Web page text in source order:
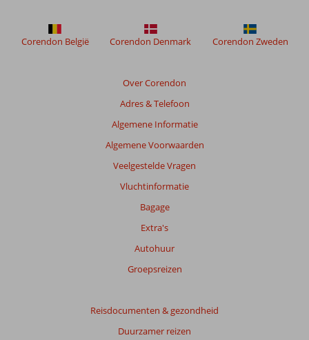
Over Corendon
Adres & Telefoon
Algemene Informatie
Algemene Voorwaarden
Veelgestelde Vragen
Vluchtinformatie
Bagage
Extra's
Autohuur
Groepsreizen
Reisdocumenten & gezondheid
Duurzamer reizen
Corendon België Corendon Denmark Corendon Zweden